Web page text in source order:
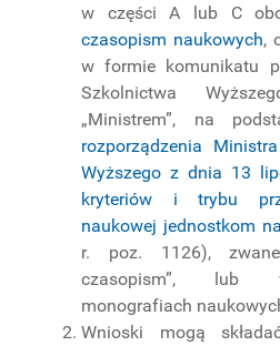
w części A lub C
czasopism naukowych,
w formie komunikatu
Szkolnictwa
„Ministrem”, na
rozporządzenia
Wyższego z dnia 13
kryteriów i trybu
naukowej jednostkom
r. poz. 1126),
czasopism”, lub
monografiach
Wnioski mogą